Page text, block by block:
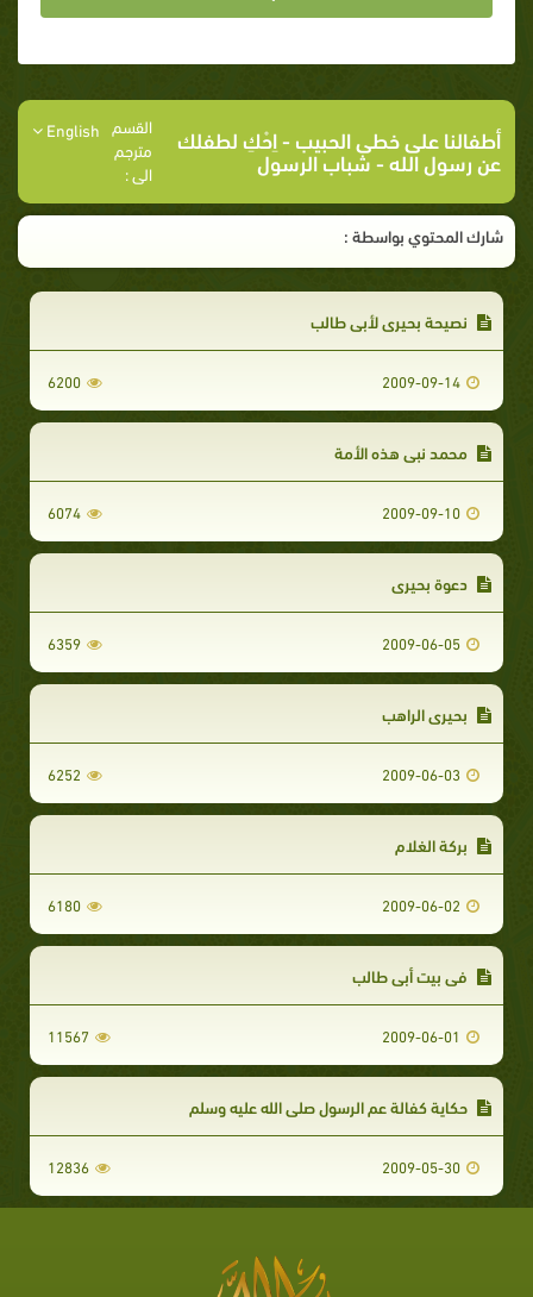
أطفالنا على خطى الحبيب -اِحْكِ لطفلك
عن رسول الله- شباب الرسول
القسم
مترجم
الى :
English
شارك المحتوي بواسطة :
نصيحة بحيرى لأبي طالب
2009-09-14
6200
محمد نبي هذه الأمة
2009-09-10
6074
دعوة بحيرى
2009-06-05
6359
بحيرى الراهب
2009-06-03
6252
بركة الغلام
2009-06-02
6180
فى بيت أبي طالب
2009-06-01
11567
حكاية كفالة عم الرسول صلى الله عليه وسلم
2009-05-30
12836